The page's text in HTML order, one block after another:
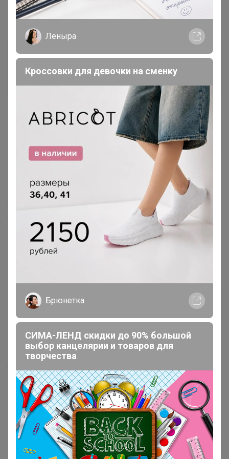
Добрый день, заявка на возврат СП8 оформлена 16
дней назад, когда переведете деньги?
тел. 8-983-284-05-86
Гений СП
7 июля, 2020 22:56
Спасибо👍
тел. 8-983-284-05-86
Нурок
Леныра
Кроссовки для девочки на сменку
Брюнетка
СИМА-ЛЕНД скидки до 90% большой
выбор канцелярии и товаров для
творчества